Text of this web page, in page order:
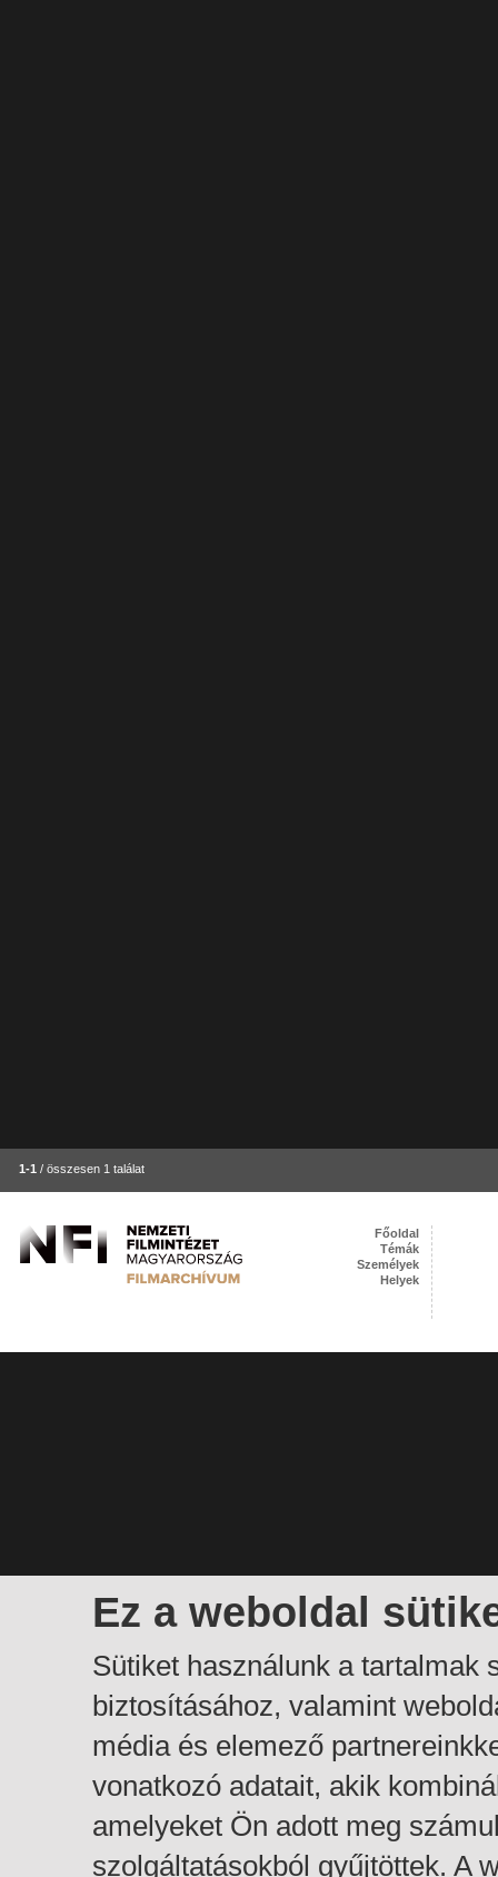
1-1 / összesen 1 találat
Ez a weboldal
Sütiket használunk a tartalmak
biztosításához, valamint
média és elemező
vonatkozó adatait, akik
amelyeket Ön adott meg
szolgáltatásokból gyűjtöttek. A
Főoldal
Témák
Személyek
Helyek